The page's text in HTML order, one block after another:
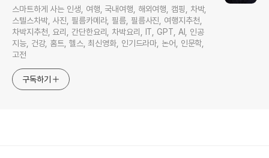
스마트하게 사는 인생, 여행, 국내여행, 해외여행, 캠핑, 차박,
스텔스차박, 사진, 필름카메라, 필름, 필름사진, 여행지추천,
차박지추천, 요리, 간단한요리, 차박요리, IT, GPT, AI, 인공
지능, 건강, 홈트, 헬스, 최신영화, 인기드라마, 논어, 인문학,
고전
구독하기